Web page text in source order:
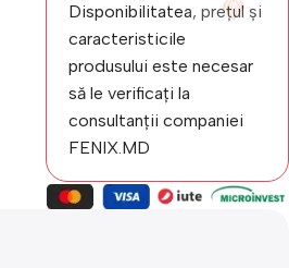
Disponibilitatea, prețul și
caracteristicile
produsului este necesar
să le verificați la
consultanții companiei
FENIX.MD